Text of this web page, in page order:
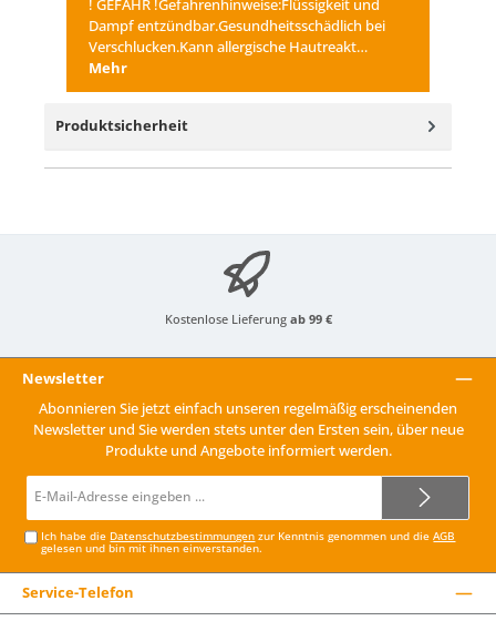
! GEFAHR !Gefahrenhinweise:Flüssigkeit und
Dampf entzündbar.Gesundheitsschädlich bei
Verschlucken.Kann allergische Hautreakt…
Mehr
Produktsicherheit
Kostenlose Lieferung ab 99 €
Newsletter
Abonnieren Sie jetzt einfach unseren regelmäßig erscheinenden
Newsletter und Sie werden stets unter den Ersten sein, über neue
Produkte und Angebote informiert werden.
Mail-
Ich habe die Datenschutzbestimmungen zur Kenntnis genommen und dieAGB
gelesen und bin mit ihnen einverstanden.
Service-Telefon